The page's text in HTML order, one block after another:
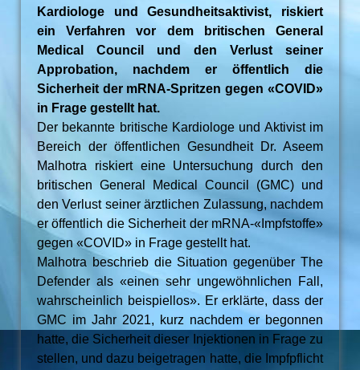
Kardiologe und Gesundheitsaktivist, riskiert
ein Verfahren vor dem britischen General
Medical Council und den Verlust seiner
Approbation, nachdem er öffentlich die
Sicherheit der mRNA-Spritzen gegen «COVID»
in Frage gestellt hat.
Der bekannte britische Kardiologe und Aktivist im
Bereich der öffentlichen Gesundheit Dr. Aseem
Malhotra riskiert eine Untersuchung durch den
britischen General Medical Council (GMC) und
den Verlust seiner ärztlichen Zulassung, nachdem
er öffentlich die Sicherheit der mRNA-«Impfstoffe»
gegen «COVID» in Frage gestellt hat.
Malhotra beschrieb die Situation gegenüber The
Defender als «einen sehr ungewöhnlichen Fall,
wahrscheinlich beispiellos». Er erklärte, dass der
GMC im Jahr 2021, kurz nachdem er begonnen
hatte, die Sicherheit dieser Injektionen in Frage zu
stellen, und dazu beigetragen hatte, die Impfpflicht